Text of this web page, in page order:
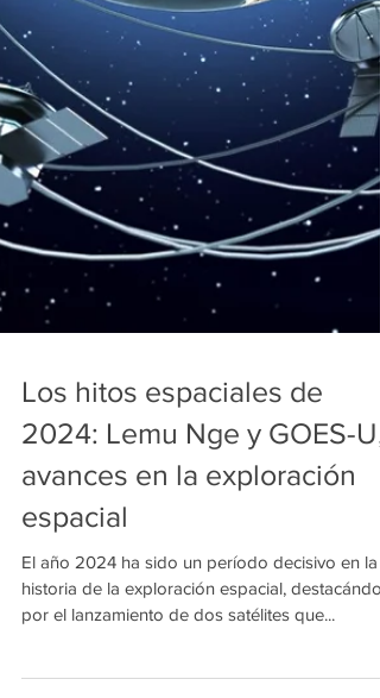
Los hitos espaciales de
2024: Lemu Nge y GOES-U,
avances en la exploración
espacial
El año 2024 ha sido un período decisivo en la
historia de la exploración espacial,